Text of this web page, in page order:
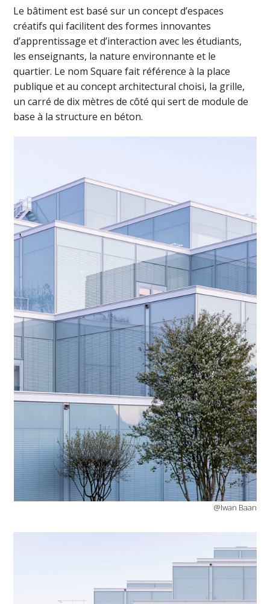
Le bâtiment est basé sur un concept d’espaces
créatifs qui facilitent des formes innovantes
d’apprentissage et d’interaction avec les étudiants,
les enseignants, la nature environnante et le
quartier. Le nom Square fait référence à la place
publique et au concept architectural choisi, la grille,
un carré de dix mètres de côté qui sert de module de
base à la structure en béton.
@Iwan Baan